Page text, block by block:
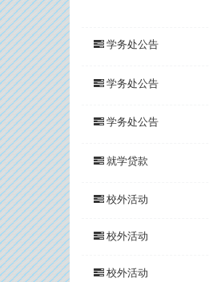
学务处公告
学务处公告
学务处公告
就学贷款
校外活动
校外活动
校外活动